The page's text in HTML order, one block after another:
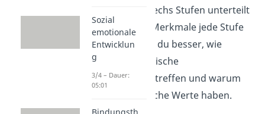
Entwicklung in sechs Stufen unterteilt
hat und welche Merkmale jede Stufe
hat. So verstehst du besser, wie
Menschen moralische
Entscheidungen treffen und warum
sie unterschiedliche Werte haben.
Sozial
emotionale
Entwicklun
g
3/4 – Dauer:
05:01
Bindungsth